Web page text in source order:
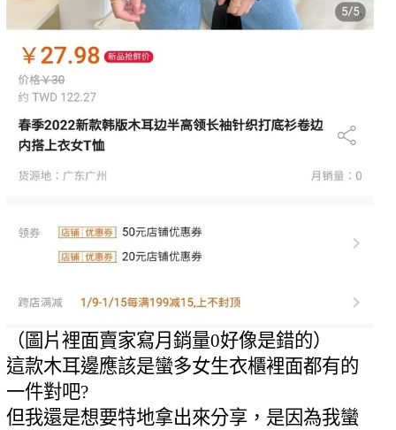
（圖片裡面賣家寫月銷量0好像是錯的）
這款木耳邊應該是蠻多女生衣櫃裡面都有的
一件對吧?
但我還是想要特地拿出來分享，是因為我蠻